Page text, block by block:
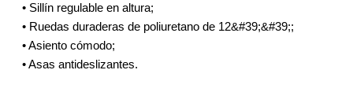
• Sillín regulable en altura;
• Ruedas duraderas de poliuretano de 12&#39;&#39;;
• Asiento cómodo;
• Asas antideslizantes.